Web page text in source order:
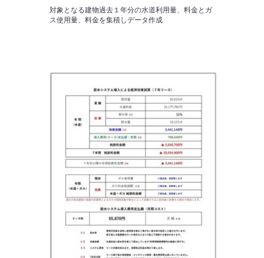
対象となる建物過去１年分の水道利用量、料金とガ
ス使用量、料金を集積しデータ作成